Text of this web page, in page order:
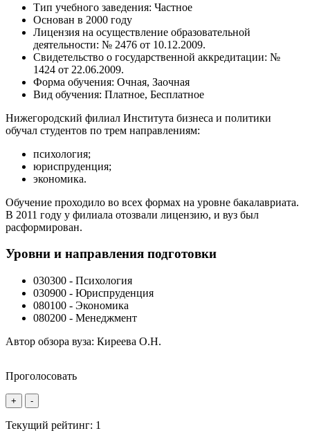
Тип учебного заведения: Частное
Основан в 2000 году
Лицензия на осуществление образовательной
деятельности: № 2476 от 10.12.2009.
Свидетельство о государственной аккредитации: №
1424 от 22.06.2009.
Форма обучения: Очная, Заочная
Вид обучения: Платное, Бесплатное
Нижегородский филиал Института бизнеса и политики
обучал студентов по трем направлениям:
психология;
юриспруденция;
экономика.
Обучение проходило во всех формах на уровне бакалавриата.
В 2011 году у филиала отозвали лицензию, и вуз был
расформирован.
Уровни и направления подготовки
030300 - Психология
030900 - Юриспруденция
080100 - Экономика
080200 - Менеджмент
Автор обзора вуза: Киреева О.Н.
Проголосовать
+ -
Текущий рейтинг: 1